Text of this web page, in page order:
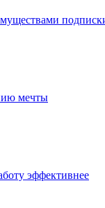
мечты
эффективнее